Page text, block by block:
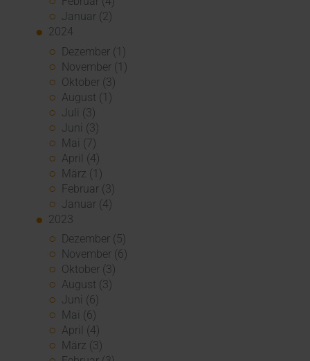
Januar (2)
2024
Dezember (1)
November (1)
Oktober (3)
August (1)
Juli (3)
Juni (3)
Mai (7)
April (4)
März (1)
Februar (3)
Januar (4)
2023
Dezember (5)
November (6)
Oktober (3)
August (3)
Juni (6)
Mai (6)
April (4)
März (3)